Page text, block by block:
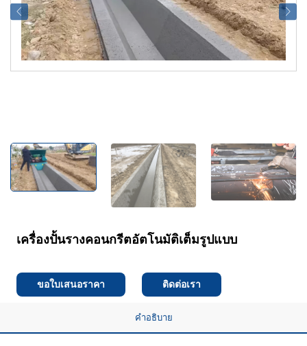
เครื่องปั้นรางคอนกรีตอัตโนมัติเต็มรูปแบบ
ขอใบเสนอราคา ติดต่อเรา
คำอธิบาย